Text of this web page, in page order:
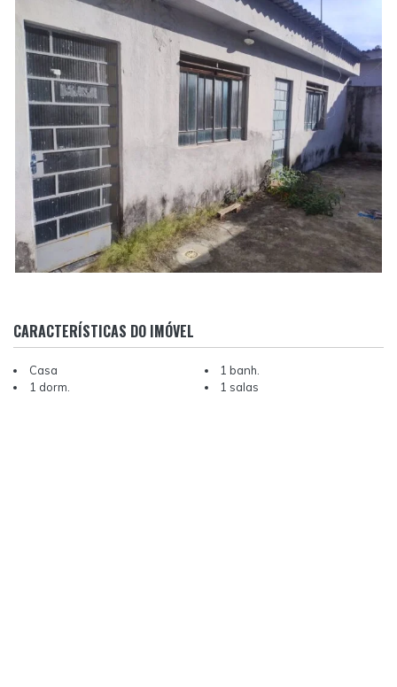
CARACTERÍSTICAS DO IMÓVEL
Casa
1 dorm.
1 banh.
1 salas